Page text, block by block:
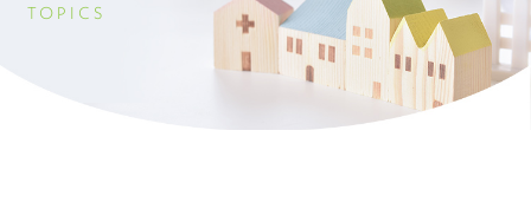
TOPICS